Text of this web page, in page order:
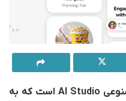
متا در حال عرضه ابزار هوش مصنوعی AI Studio است که به